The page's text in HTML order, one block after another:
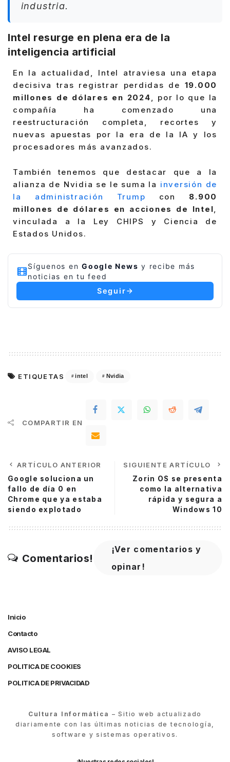
industria.
Intel resurge en plena era de la
inteligencia artificial
En la actualidad, Intel atraviesa una etapa
decisiva tras registrar perdidas de 19.000
millones de dólares en 2024, por lo que la
compañía ha comenzado una
reestructuración completa, recortes y
nuevas apuestas por la era de la IA y los
procesadores más avanzados.
También tenemos que destacar que a la
alianza de Nvidia se le suma la inversión de
la administración Trump con 8.900
millones de dólares en acciones de Intel,
vinculada a la Ley CHIPS y Ciencia de
Estados Unidos.
Síguenos en Google News y recibe más
noticias en tu feed
Seguir
ETIQUETAS intel Nvidia
COMPARTIR EN
ARTÍCULO ANTERIOR
Google soluciona un
fallo de día 0 en
Chrome que ya estaba
siendo explotado
SIGUIENTE ARTÍCULO
Zorin OS se presenta
como la alternativa
rápida y segura a
Windows 10
Comentarios!
¡Ver comentarios y
opinar!
Inicio
Contacto
AVISO LEGAL
POLITICA DE COOKIES
POLITICA DE PRIVACIDAD
Cultura Informática – Sitio web actualizado
diariamente con las últimas noticias de tecnología,
software y sistemas operativos.